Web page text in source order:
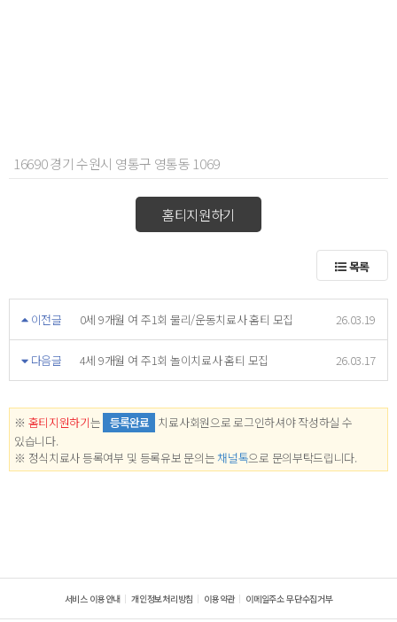
16690 경기 수원시 영통구 영통동 1069
홈티지원하기
목록
이전글 0세 9개월 여 주1회 물리/운동치료사 홈티 모집 26.03.19
다음글 4세 9개월 여 주1회 놀이치료사 홈티 모집 26.03.17
※ 홈티지원하기는 등록완료 치료사회원으로 로그인하셔야 작성하실 수
있습니다.
※ 정식치료사 등록여부 및 등록유보 문의는 채널톡으로 문의부탁드립니다.
서비스 이용안내 개인정보처리방침 이용약관 이메일주소 무단수집거부